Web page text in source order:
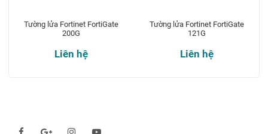
Tường lửa Fortinet FortiGate
200G
Liên hệ
Tường lửa Fortinet FortiGate
121G
Liên hệ